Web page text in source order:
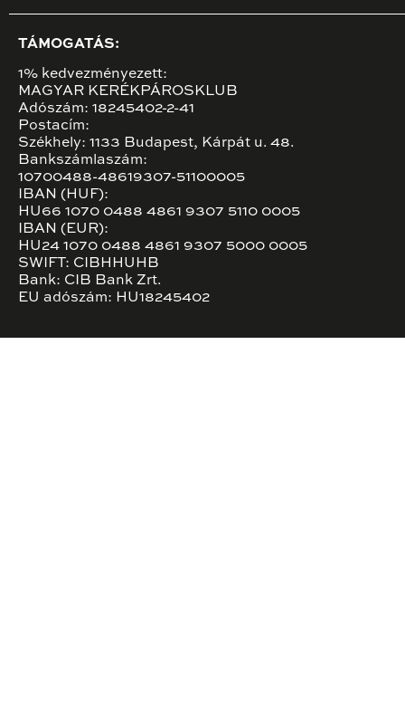
TÁMOGATÁS:
1% kedvezményezett:
MAGYAR KERÉKPÁROSKLUB
Adószám: 18245402-2-41
Postacím:
Székhely: 1133 Budapest, Kárpát u. 48.
Bankszámlaszám:
10700488-48619307-51100005
IBAN (HUF):
HU66 1070 0488 4861 9307 5110 0005
IBAN (EUR):
HU24 1070 0488 4861 9307 5000 0005
SWIFT: CIBHHUHB
Bank: CIB Bank Zrt.
EU adószám: HU18245402